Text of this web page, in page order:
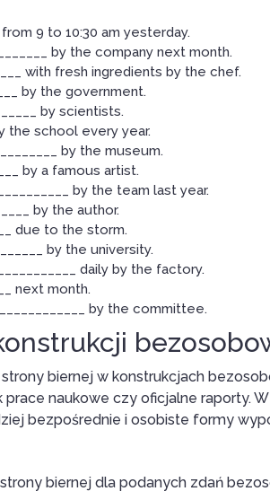
from 9 to 10:30 am yesterday.
by the company next month.
with fresh ingredients by the chef.
by the government.
by scientists.
the school every year.
by the museum.
by a famous artist.
by the team last year.
by the author.
due to the storm.
by the university.
daily by the factory.
next month.
by the committee.
biernej w konstrukcjach
prace naukowe czy oficjalne raporty.
bezpośrednie i osobiste formy
biernej dla podanych zdań